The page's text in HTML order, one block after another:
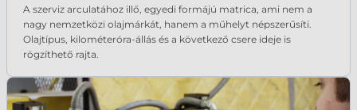
A szerviz arculatához illő, egyedi formájú matrica, ami nem a
nagy nemzetközi olajmárkát, hanem a műhelyt népszerűsíti.
Olajtípus, kilométeróra-állás és a következő csere ideje is
rögzíthető rajta.